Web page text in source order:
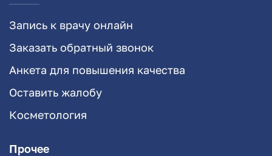
Запись к врачу онлайн
Заказать обратный звонок
Анкета для повышения качества
Оставить жалобу
Косметология
Прочее